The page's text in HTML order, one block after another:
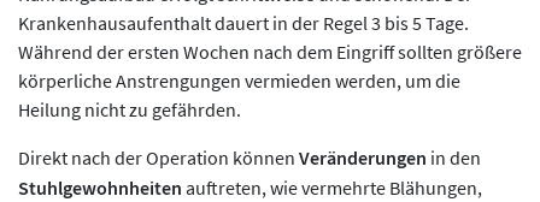
Krankenhausaufenthalt dauert in der Regel 3 bis 5 Tage.
Während der ersten Wochen nach dem Eingriff sollten größere
körperliche Anstrengungen vermieden werden, um die
Heilung nicht zu gefährden.
Direkt nach der Operation können Veränderungen in den
Stuhlgewohnheiten auftreten, wie vermehrte Blähungen,